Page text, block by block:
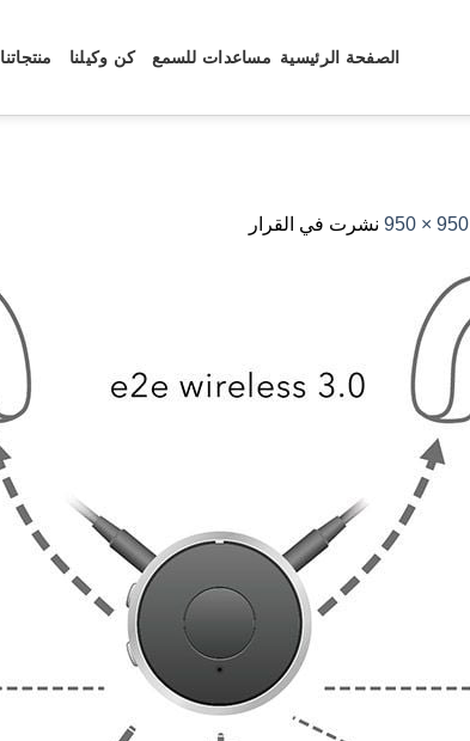
الصفحة الرئيسية مساعدات للسمع كن وكيلنا منتجاتنا
950 × 950 نشرت في القرار